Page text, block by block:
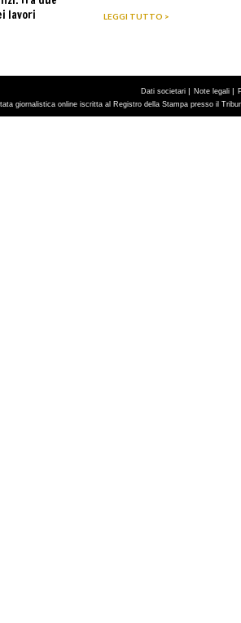
lavori
LEGGI TUTTO >
Dati societari | Note legali |
giornalistica online iscritta al Registro della Stampa presso il